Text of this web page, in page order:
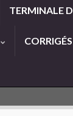
TERMINALE D
CORRIGÉS